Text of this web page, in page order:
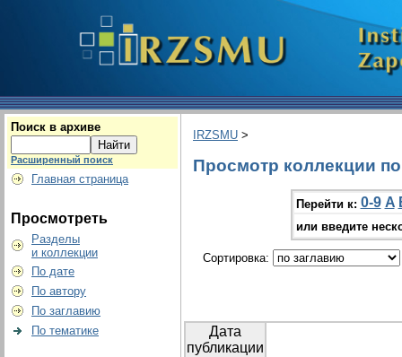
Поиск в архиве
Расширенный поиск
Главная страница
Просмотреть
Разделы
и коллекции
По дате
По автору
По заглавию
По тематике
IRZSMU >
Просмотр коллекции
Перейти к: 0-9 A
или введите
Сортировка:
Дата
публикации